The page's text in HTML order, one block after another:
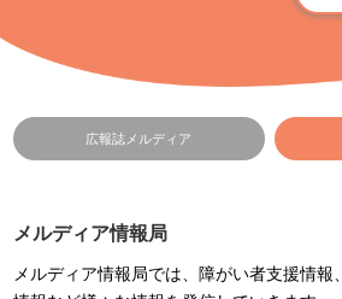
広報誌メルディア
メルディア情報局
メルディア情報局では、障がい者支援情報